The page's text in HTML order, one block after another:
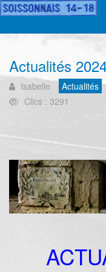
Actualités
Isabelle Actualités
Clics : 3291